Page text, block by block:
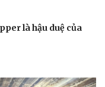
là hậu duệ của